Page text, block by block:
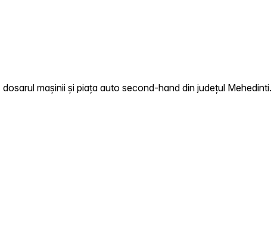
mașinii și piața auto second-hand din județul Mehedinti.